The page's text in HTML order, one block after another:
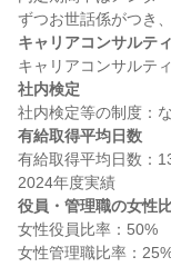
キャリアコンサルテ
社内検定
有給取得平均日数
有給取得平均日数：
役員・管理職の女性
女性役員比率：50%
女性管理職比率：